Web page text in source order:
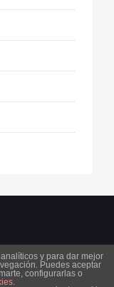
Condiciones generales de
y para dar mejor
Puedes aceptar
configurarlas o
.